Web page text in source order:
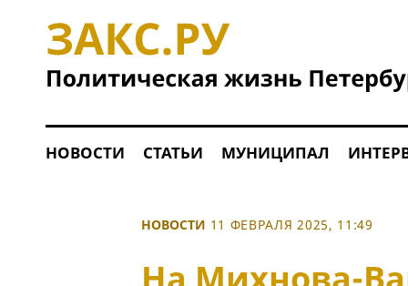
НОВОСТИ СТАТЬИ МУНИЦИПАЛ
НОВОСТИ 11 ФЕВРАЛЯ 2025, 11:49